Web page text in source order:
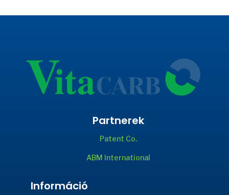
Partnerek
Patent Co.
ABM International
Információ